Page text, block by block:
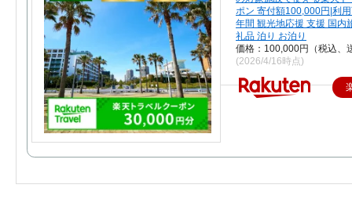
ポン 寄付額100,000円|利
年間 観光地応援 支援 国内
礼品 泊り お泊り
価格：100,000円（税込、
(2026/4/16時点)